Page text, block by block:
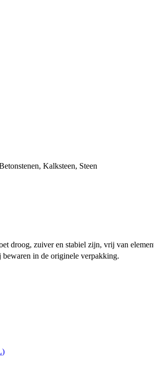
, Kalksteen, Steen
droog, zuiver en stabiel zijn, vrij van
in de originele verpakking.
)